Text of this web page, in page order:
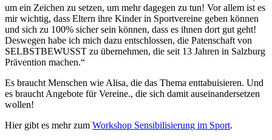
um ein Zeichen zu setzen, um mehr dagegen zu tun! Vor allem ist es
mir wichtig, dass Eltern ihre Kinder in Sportvereine geben können
und sich zu 100% sicher sein können, dass es ihnen dort gut geht!
Deswegen habe ich mich dazu entschlossen, die Patenschaft von
SELBSTBEWUSST zu übernehmen, die seit 13 Jahren in Salzburg
Prävention machen.“
Es braucht Menschen wie Alisa, die das Thema enttabuisieren. Und
es braucht Angebote für Vereine., die sich damit auseinandersetzen
wollen!
Hier gibt es mehr zum Workshop Sensibilisierung im Sport.